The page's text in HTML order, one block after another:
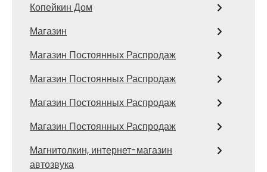
Копейкин Дом
Магазин
Магазин Постоянных Распродаж
Магазин Постоянных Распродаж
Магазин Постоянных Распродаж
Магазин Постоянных Распродаж
Магнитолкин, интернет-магазин
автозвука